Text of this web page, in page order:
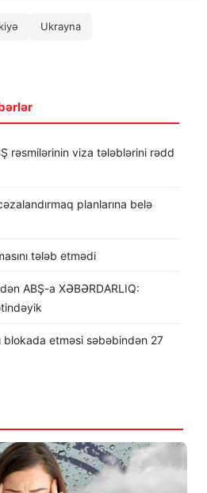
Ukrayna
rəsmilərinin viza tələblərini rədd
planlarına belə
tələb etmədi
ABŞ-a XƏBƏRDARLIQ:
blokada etməsi səbəbindən 27